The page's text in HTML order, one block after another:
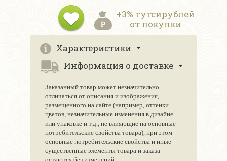
+3% тутсирублей
от покупки
Характеристики
Информация о доставке
Заказанный товар может незначительно
отличаться от описания и изображения,
размещенного на сайте (например, оттенки
цветов, незначительные изменения в дизайне
или упаковке и т.д., не влияющие на основные
потребительские свойства товара), при этом
основные потребительские свойства и иные
существенные элементы товара и заказа